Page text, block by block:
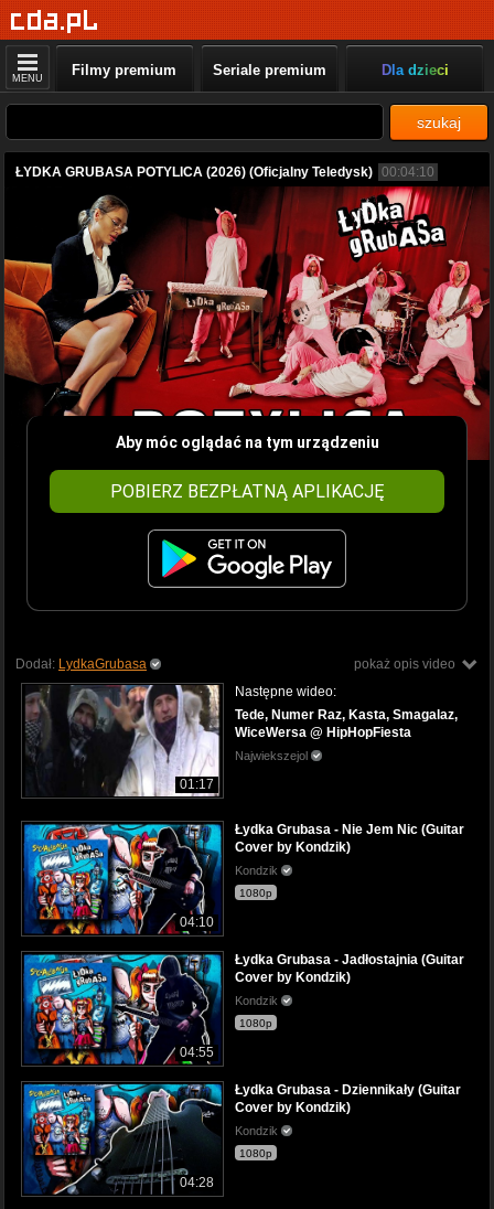
MENU Filmy premium Seriale premium Dla dzieci
szukaj
ŁYDKA GRUBASA POTYLICA (2026) (Oficjalny Teledysk) 00:04:10
Aby móc oglądać na tym urządzeniu
POBIERZ BEZPŁATNĄ APLIKACJĘ
pokaż opis video
Dodał: LydkaGrubasa
01:17
Następne wideo:
Tede, Numer Raz, Kasta, Smagalaz,
WiceWersa @ HipHopFiesta
Najwiekszejol
04:10
Łydka Grubasa - Nie Jem Nic (Guitar
Cover by Kondzik)
Kondzik
1080p
04:55
Łydka Grubasa - Jadłostajnia (Guitar
Cover by Kondzik)
Kondzik
1080p
04:28
Łydka Grubasa - Dziennikały (Guitar
Cover by Kondzik)
Kondzik
1080p